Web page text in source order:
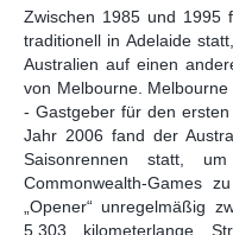
Zwischen 1985 und 1995
traditionell in Adelaide
Australien auf einen
von Melbourne.
- Gastgeber für den
Jahr 2006 fand der
Saisonrennen statt,
Commonwealth-Games
„Opener“ unregelmäßig
5,303 kilometerlange